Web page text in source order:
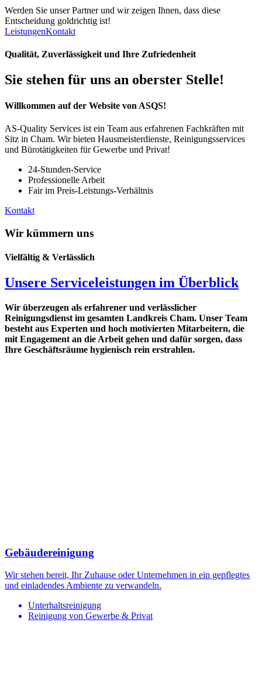
Werden Sie unser Partner und wir zeigen Ihnen, dass diese
Entscheidung goldrichtig ist!
LeistungenKontakt
Qualität, Zuverlässigkeit und Ihre Zufriedenheit
Sie stehen für uns an oberster Stelle!
Willkommen auf der Website von ASQS!
AS-Quality Services ist ein Team aus erfahrenen Fachkräften mit
Sitz in Cham. Wir bieten Hausmeisterdienste, Reinigungsservices
und Bürotätigkeiten für Gewerbe und Privat!
24-Stunden-Service
Professionelle Arbeit
Fair im Preis-Leistungs-Verhältnis
Kontakt
Wir kümmern uns
Vielfältig & Verlässlich
Unsere Serviceleistungen im Überblick
Wir überzeugen als erfahrener und verlässlicher
Reinigungsdienst im gesamten Landkreis Cham. Unser Team
besteht aus Experten und hoch motivierten Mitarbeitern, die
mit Engagement an die Arbeit gehen und dafür sorgen, dass
Ihre Geschäftsräume hygienisch rein erstrahlen.
Gebäudereinigung
Wir stehen bereit, Ihr Zuhause oder Unternehmen in ein gepflegtes
und einladendes Ambiente zu verwandeln.
Unterhaltsreinigung
Reinigung von Gewerbe & Privat